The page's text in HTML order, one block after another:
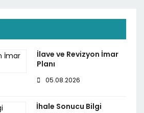
İlave ve Revizyon İmar
Planı
05.08.2026
İhale Sonucu Bilgi